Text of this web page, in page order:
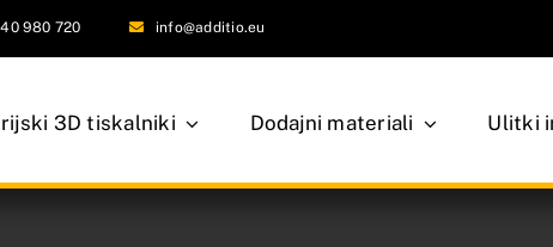
980 720 info@additio.eu
3D tiskalniki Dodajni materiali Ulitki